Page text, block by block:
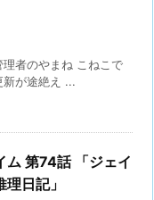
者のやまね こねこで
新が途絶え ...
ム 第74話 「ジェイ
日記」